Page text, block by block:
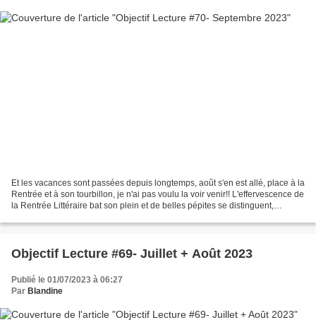
Et les vacances sont passées depuis longtemps, août s'en est allé, place à la
Rentrée et à son tourbillon, je n'ai pas voulu la voir venir!! L'effervescence de
la Rentrée Littéraire bat son plein et de belles pépites se distinguent,
Objectif Lecture #69- Juillet + Août 2023
Publié le 01/07/2023 à 06:27
Par Blandine